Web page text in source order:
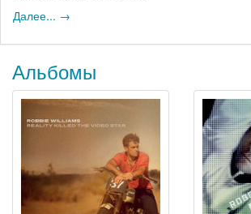
Далее... →
Альбомы